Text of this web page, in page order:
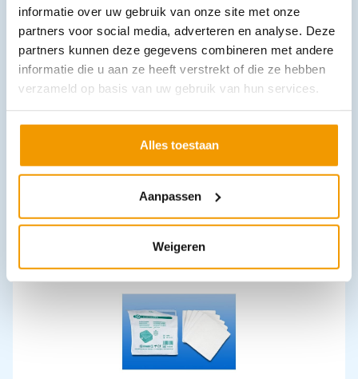
informatie over uw gebruik van onze site met onze
partners voor social media, adverteren en analyse. Deze
partners kunnen deze gegevens combineren met andere
informatie die u aan ze heeft verstrekt of die ze hebben
verzameld op basis van uw gebruik van hun services.
Alles toestaan
Aanpassen
Weigeren
Gaasdeppers NOBA Steriel per 2 verpakt
3.08 excl. btw
Opties bekijken
Leverbaar